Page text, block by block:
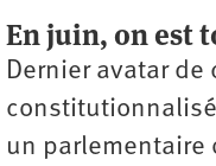
En juin, on est
Dernier avatar
un parlementaire